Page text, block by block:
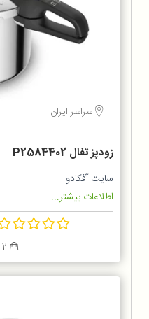
سراسر ایران
زودپز تفال P2584402
سایت آفکادو
اطلاعات بیشتر...